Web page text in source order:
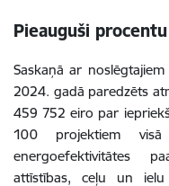
Pieauguši
Saskaņā ar
2024. gadā paredzēts
459 752 eiro par
100 projektiem
energoefektivitātes
attīstības, ceļu un